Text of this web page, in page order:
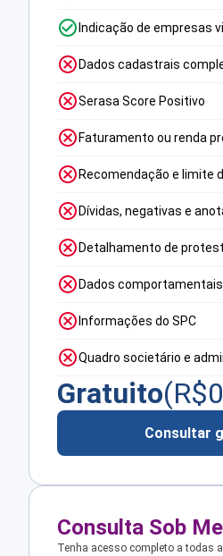
Indicação de empresas
Dados cadastrais
Serasa Score Positivo
Faturamento ou renda
Recomendação e limite
Dívidas, negativas e
Detalhamento de
Dados comportamentais
Informações do SPC
Quadro societário e
Gratuito(R$
Consultar
Consulta Sob
Tenha acesso completo a todas